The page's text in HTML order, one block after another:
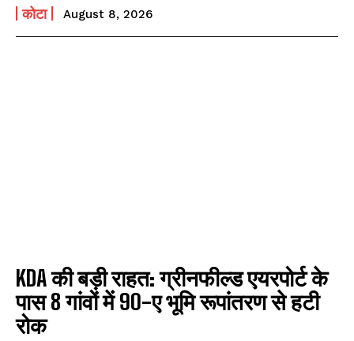
कोटा August 8, 2026
KDA की बड़ी राहत: ग्रीनफील्ड एयरपोर्ट के
पास 8 गांवों में 90-ए भूमि रूपांतरण से हटी
रोक